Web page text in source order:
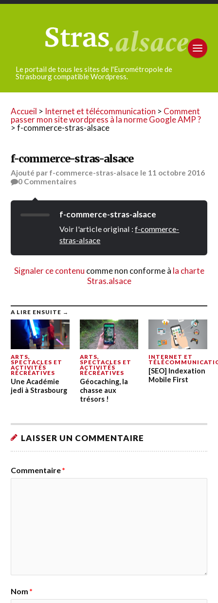
Le portail de tous les sites de l'Eurométropole de
Strasbourg compatible Wordpress.
Accueil > Internet et télécommunication > Comment
passer mon site wordpress à la norme Google AMP ?
>f-commerce-stras-alsace
f-commerce-stras-alsace
Ajouté par f-commerce-stras-alsace le 11 octobre 2016
0 Commentaires
f-commerce-stras-alsace
Voir l'article original :f-commerce-
stras-alsace
Signaler ce contenu comme non conforme à la charte
Stras.alsace
A LIRE ENSUITE →
ARTS,
SPECTACLES ET
ACTIVITÉS
RÉCRÉATIVES
Une Académie
jedi à Strasbourg
ARTS,
SPECTACLES ET
ACTIVITÉS
RÉCRÉATIVES
Géocaching, la
chasse aux
trésors !
INTERNET ET
[SEO] Indexation
Mobile First
LAISSER UN COMMENTAIRE
Commentaire*
Nom *